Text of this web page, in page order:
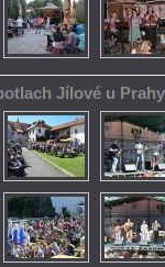
Jílové u Prahy